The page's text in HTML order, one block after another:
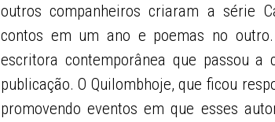
outros companheiros criaram a série
contos em um ano e poemas no
escritora contemporânea que passou
publicação. O Quilombhoje, que ficou
promovendo eventos em que esses